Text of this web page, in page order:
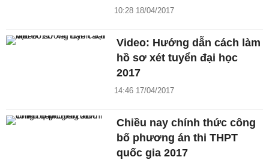
10:28 18/04/2017
Video: Hướng dẫn cách làm
hồ sơ xét tuyển đại học
2017
14:46 17/04/2017
Chiều nay chính thức công
bố phương án thi THPT
quốc gia 2017